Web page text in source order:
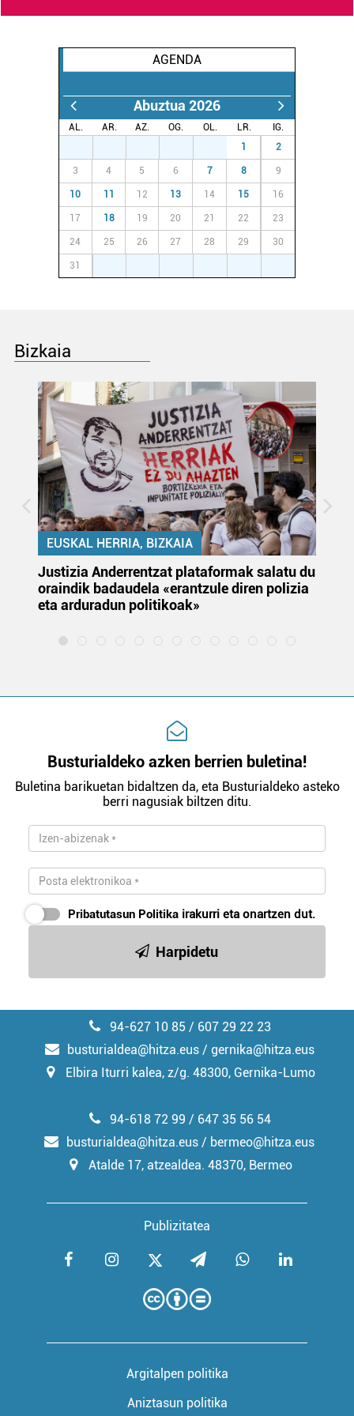
zerbitzuak hobetzeko asmoz, cookie teknologiaz
erabiltzeko baimen esplizitua ematen diguzu.Gehiago
irakurri
AGENDA
Abuztua 2026
AL. AR. AZ. OG. OL. LR.
IG.
1 2
3 4 5 6 7 8 9
10 11 12 13 14 15 16
17 18 19 20 21 22 23
24 25 26 27 28 29 30
31
Bizkaia
EUSKAL HERRIA, BIZKAIA
Justizia Anderrentzat plataformak salatu du
oraindik badaudela «erantzule diren polizia
eta arduradun politikoak»
Busturialdeko azken berrien buletina!
Buletina barikuetan bidaltzen da, eta Busturialdeko asteko
berri nagusiak biltzen ditu.
Pribatutasun Politika irakurri eta onartzen dut.
Harpidetu
94-627 10 85 / 607 29 22 23
busturialdea@hitza.eus / gernika@hitza.eus
Elbira Iturri kalea, z/g. 48300, Gernika-Lumo
Publizitatea
94-618 72 99 / 647 35 56 54
busturialdea@hitza.eus / bermeo@hitza.eus
Atalde 17, atzealdea. 48370, Bermeo
Argitalpen politika
Aniztasun politika